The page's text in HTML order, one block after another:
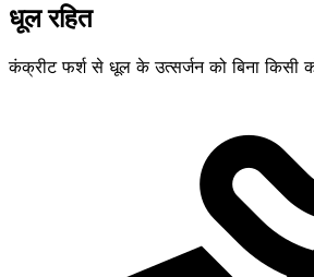
धूल रहित
कंक्रीट फर्श से धूल के उत्सर्जन को बिना किसी